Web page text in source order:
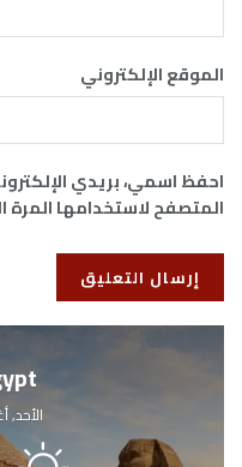
الموقع الإلكتروني
احفظ اسمي، بريدي
المتصفح لاستخدامها المرة
الأحد,